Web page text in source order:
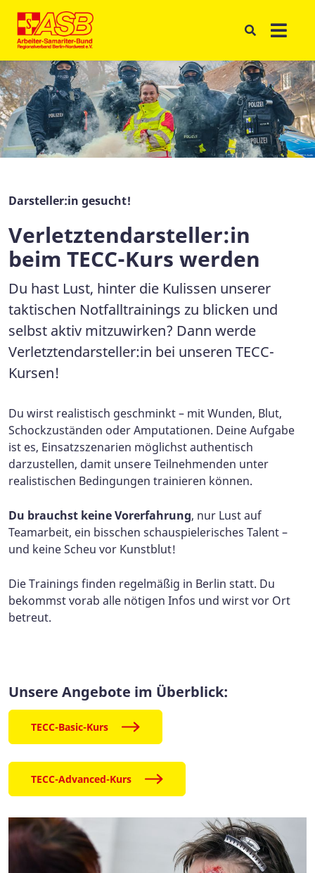
Darsteller:in gesucht!
Verletztendarsteller:in
beim TECC-Kurs werden
Du hast Lust, hinter die Kulissen unserer
taktischen Notfalltrainings zu blicken und
selbst aktiv mitzuwirken? Dann werde
Verletztendarsteller:in bei unseren TECC-
Kursen!
Du wirst realistisch geschminkt – mit Wunden, Blut,
Schockzuständen oder Amputationen. Deine Aufgabe
ist es, Einsatzszenarien möglichst authentisch
darzustellen, damit unsere Teilnehmenden unter
realistischen Bedingungen trainieren können.
Du brauchst keine Vorerfahrung, nur Lust auf
Teamarbeit, ein bisschen schauspielerisches Talent –
und keine Scheu vor Kunstblut!
Die Trainings finden regelmäßig in Berlin statt. Du
bekommst vorab alle nötigen Infos und wirst vor Ort
betreut.
Unsere Angebote im Überblick:
TECC-Basic-Kurs
TECC-Advanced-Kurs